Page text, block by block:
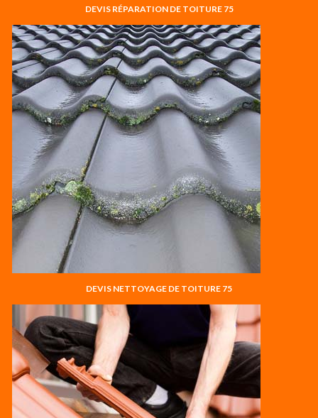
DEVIS RÉPARATION DE TOITURE 75
DEVIS NETTOYAGE DE TOITURE 75